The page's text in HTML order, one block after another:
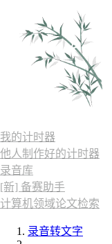
我的计时器
他人制作好的计时器
录音库
[新] 备赛助手
计算机领域论文检索
录音转文字